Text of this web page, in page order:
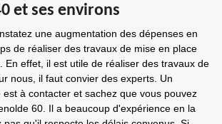
et ses environs
une augmentation des dépenses en
de réaliser des travaux de mise en place
En effet, il est utile de réaliser des travaux de
nous, il faut convier des experts. Un
est à contacter et sachez que vous pouvez
60. Il a beaucoup d'expérience en la